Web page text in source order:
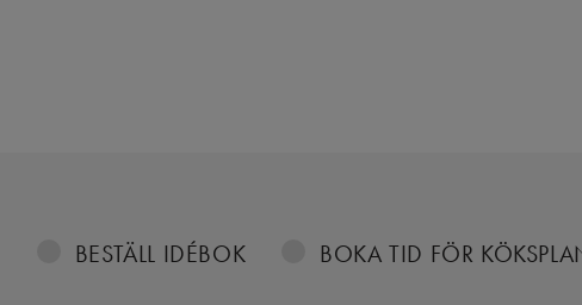
BESTÄLL IDÉBOK BOKA TID FÖR